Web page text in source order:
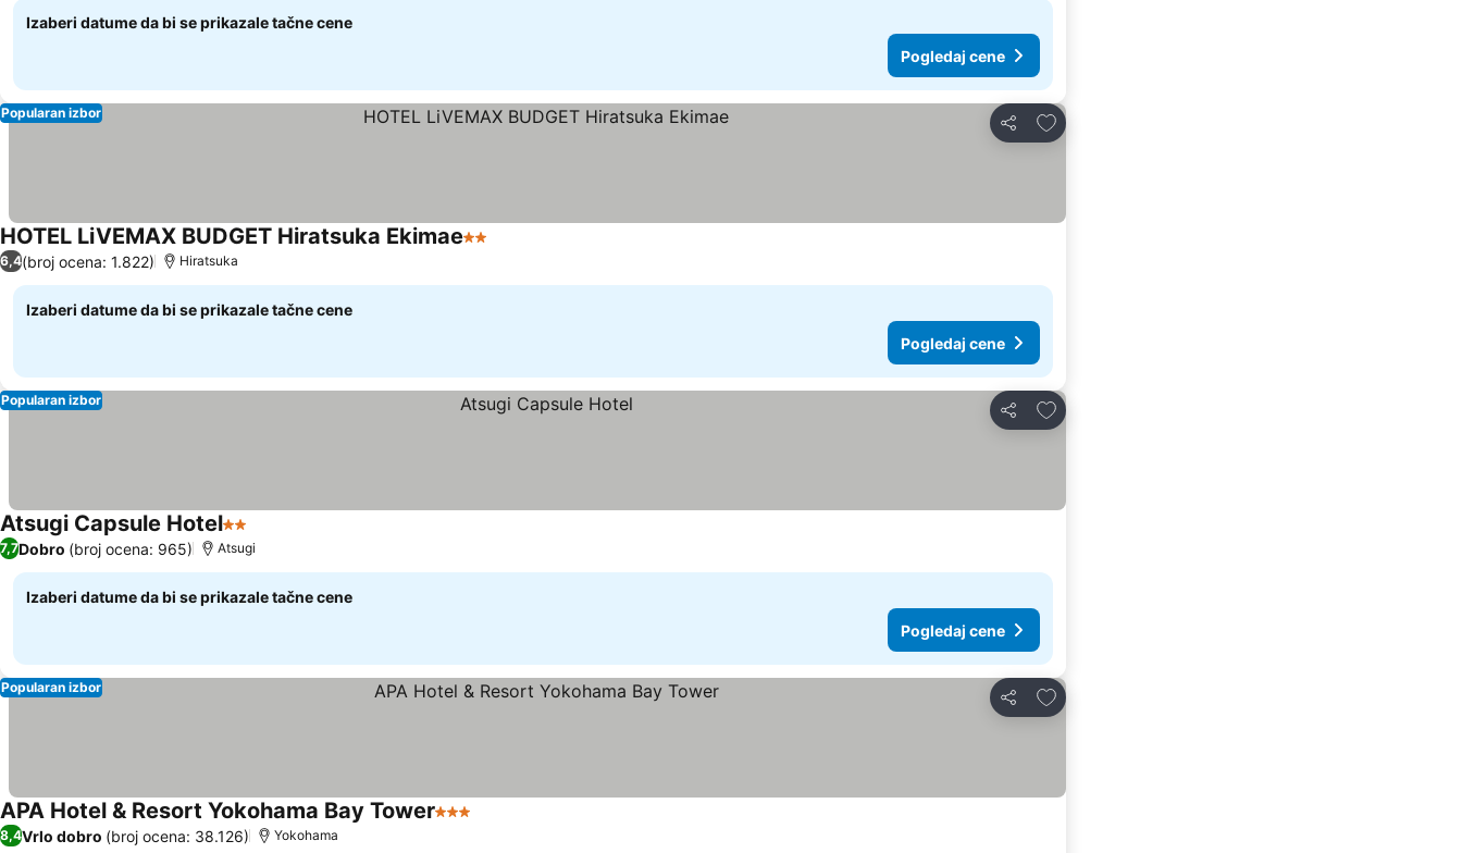
Izaberi datume da bi se prikazale tačne cene
Pogledaj cene
Deli
Dodati u favorite
Popularan izbor
HOTEL LiVEMAX BUDGET Hiratsuka Ekimae2 Zvezdice
6,4(broj ocena: 1.822) Hiratsuka
Izaberi datume da bi se prikazale tačne cene
Pogledaj cene
Deli
Dodati u favorite
Popularan izbor
Atsugi Capsule Hotel2 Zvezdice
7,7Dobro (broj ocena: 965) Atsugi
Izaberi datume da bi se prikazale tačne cene
Pogledaj cene
Deli
Dodati u favorite
Popularan izbor
APA Hotel & Resort Yokohama Bay Tower3 Zvezdice
8,4Vrlo dobro (broj ocena: 38.126) Yokohama